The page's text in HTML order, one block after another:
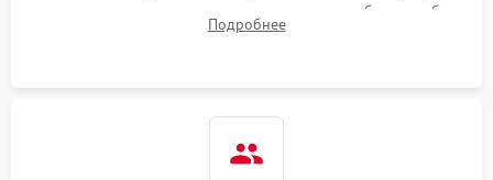
выявления посторонних шумов, протечек или сбоев в работе
электронного модуля управления.
Подробнее